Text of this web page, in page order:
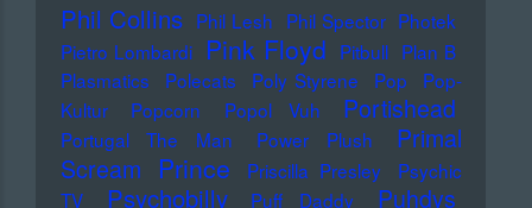
Phil Collins Phil Lesh Phil Spector Photek
Pietro Lombardi
Pink Floyd Pitbull Plan B
Plasmatics
Polecats Poly Styrene Pop
Pop-
Kultur
Popcorn Popol Vuh Portishead
Portugal The Man Power Plush
Primal
Scream
Prince Priscilla Presley
Psychic
TV
Psychobilly Puff Daddy
Puhdys